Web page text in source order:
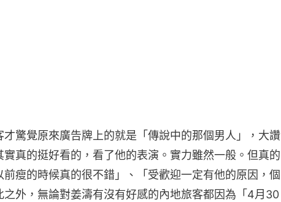
才驚覺原來廣告牌上的就是「傳說中的那個男人」，大讚
實真的挺好看的，看了他的表演。實力雖然一般。但真的
瘦的時候真的很不錯」、「受歡迎一定有他的原因，個
之外，無論對姜濤有沒有好感的內地旅客都因為「4月30